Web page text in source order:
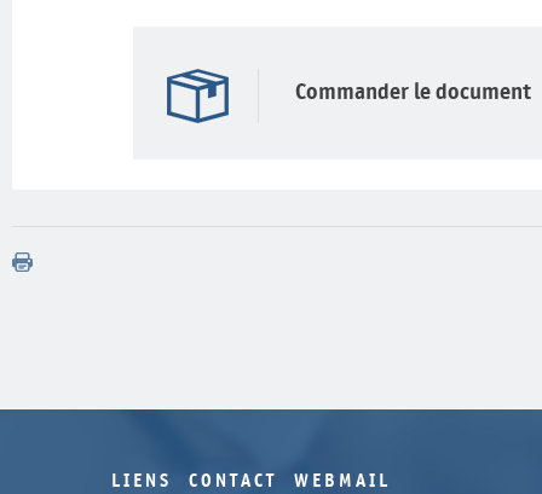
Commander le document
LIENS CONTACT WEBMAIL